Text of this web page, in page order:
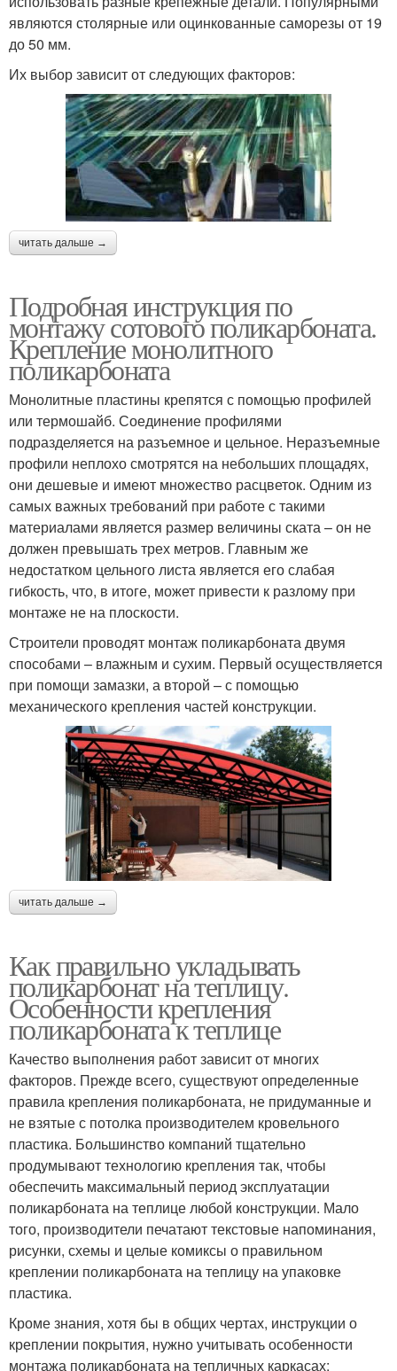
являются столярные или оцинкованные саморезы от 19
до 50 мм.
Их выбор зависит от следующих факторов:
читать дальше →
Подробная инструкция по
монтажу сотового поликарбоната.
Крепление монолитного
поликарбоната
Монолитные пластины крепятся с помощью профилей
или термошайб. Соединение профилями
подразделяется на разъемное и цельное. Неразъемные
профили неплохо смотрятся на небольших площадях,
они дешевые и имеют множество расцветок. Одним из
самых важных требований при работе с такими
материалами является размер величины ската – он не
должен превышать трех метров. Главным же
недостатком цельного листа является его слабая
гибкость, что, в итоге, может привести к разлому при
монтаже не на плоскости.
Строители проводят монтаж поликарбоната двумя
способами – влажным и сухим. Первый осуществляется
при помощи замазки, а второй – с помощью
механического крепления частей конструкции.
читать дальше →
Как правильно укладывать
поликарбонат на теплицу.
Особенности крепления
поликарбоната к теплице
Качество выполнения работ зависит от многих
факторов. Прежде всего, существуют определенные
правила крепления поликарбоната, не придуманные и
не взятые с потолка производителем кровельного
пластика. Большинство компаний тщательно
продумывают технологию крепления так, чтобы
обеспечить максимальный период эксплуатации
поликарбоната на теплице любой конструкции. Мало
того, производители печатают текстовые напоминания,
рисунки, схемы и целые комиксы о правильном
креплении поликарбоната на теплицу на упаковке
пластика.
Кроме знания, хотя бы в общих чертах, инструкции о
креплении покрытия, нужно учитывать особенности
монтажа поликарбоната на тепличных каркасах: